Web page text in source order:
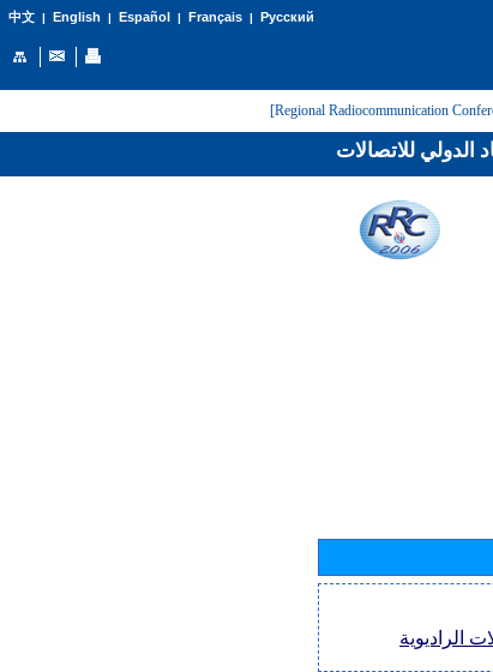
中文| English | Español | Français| Русский
الراديوية
الدولي للاتصالات